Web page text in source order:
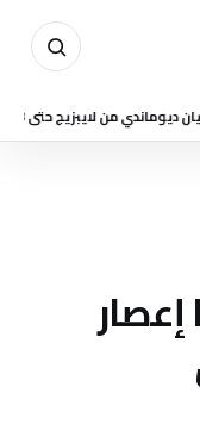
من لايبزيج حتى 2033
إعصار